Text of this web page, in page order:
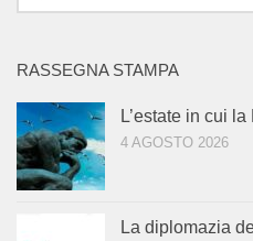
per:
RASSEGNA STAMPA
L’estate in cui
4 AGOSTO 2026
La diplomazia